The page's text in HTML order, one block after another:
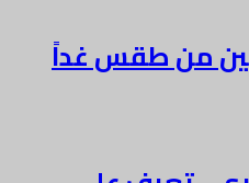
طقس غداً